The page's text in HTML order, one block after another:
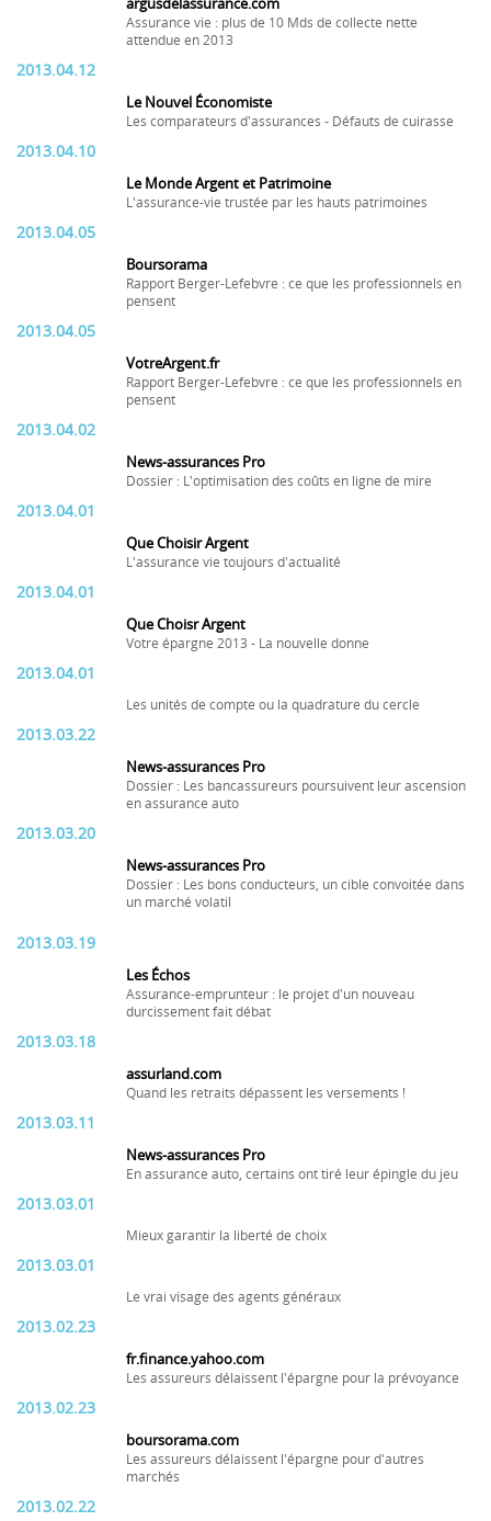
argusdelassurance.com
Assurance vie : plus de 10 Mds de collecte nette
attendue en 2013
2013.04.12
Le Nouvel Économiste
Les comparateurs d'assurances - Défauts de cuirasse
2013.04.10
Le Monde Argent et Patrimoine
L'assurance-vie trustée par les hauts patrimoines
2013.04.05
Boursorama
Rapport Berger-Lefebvre : ce que les professionnels en
pensent
2013.04.05
VotreArgent.fr
Rapport Berger-Lefebvre : ce que les professionnels en
pensent
2013.04.02
News-assurances Pro
Dossier : L'optimisation des coûts en ligne de mire
2013.04.01
Que Choisir Argent
L'assurance vie toujours d'actualité
2013.04.01
Que Choisr Argent
Votre épargne 2013 - La nouvelle donne
2013.04.01
Les unités de compte ou la quadrature du cercle
2013.03.22
News-assurances Pro
Dossier : Les bancassureurs poursuivent leur ascension
en assurance auto
2013.03.20
News-assurances Pro
Dossier : Les bons conducteurs, un cible convoitée dans
un marché volatil
2013.03.19
Les Échos
Assurance-emprunteur : le projet d'un nouveau
durcissement fait débat
2013.03.18
assurland.com
Quand les retraits dépassent les versements !
2013.03.11
News-assurances Pro
En assurance auto, certains ont tiré leur épingle du jeu
2013.03.01
Mieux garantir la liberté de choix
2013.03.01
Le vrai visage des agents généraux
2013.02.23
fr.finance.yahoo.com
Les assureurs délaissent l'épargne pour la prévoyance
2013.02.23
boursorama.com
Les assureurs délaissent l'épargne pour d'autres
marchés
2013.02.22